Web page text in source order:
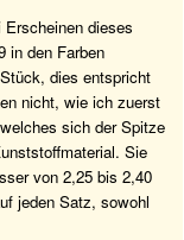
dieses
in den Farben
dies entspricht
nicht, wie ich zuerst
sich der Spitze
Sie
von 2,25 bis 2,40
jeden Satz, sowohl